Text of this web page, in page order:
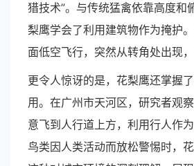
猎技术”。与传统猛禽依靠高度和
梨鹰学会了利用建筑物作为掩护
面低空飞行，突然从转角处出现，
更令人惊讶的是，花梨鹰还掌握了
用。在广州市天河区，研究者观
意飞到人行道上方，利用行人作
鸟类因人类活动而放松警惕时，花